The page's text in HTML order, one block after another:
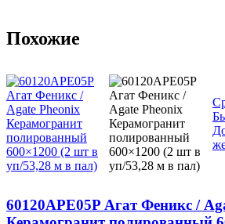
Похожие
60120APE05P Агат Феникс /